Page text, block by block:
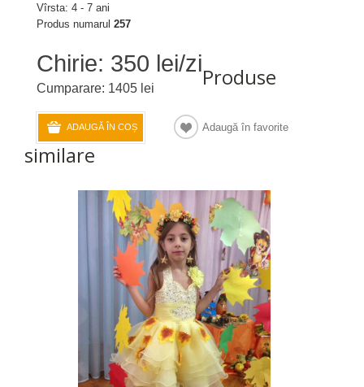
Vîrsta: 4 - 7 ani
Produs numarul 257
Chirie: 350 lei/zi
Cumparare: 1405 lei
ADAUGĂ ÎN COȘ Adaugă în favorite
Produse
similare